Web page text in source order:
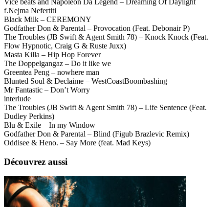
f.Nejma Nefertiti
Black Milk – CEREMONY
Godfather Don & Parental – Provocation (Feat. Debonair P)
The Troubles (JB Swift & Agent Smith 78) – Knock Knock (Feat.
Flow Hypnotic, Craig G & Ruste Juxx)
Masta Killa – Hip Hop Forever
The Doppelgangaz – Do it like we
Greentea Peng – nowhere man
Blunted Soul & Declaime – WestCoastBoombashing
Mr Fantastic – Don’t Worry
interlude
The Troubles (JB Swift & Agent Smith 78) – Life Sentence (Feat.
Dudley Perkins)
Blu & Exile – In my Window
Godfather Don & Parental – Blind (Figub Brazlevic Remix)
Oddisee & Heno. – Say More (feat. Mad Keys)
Découvrez aussi